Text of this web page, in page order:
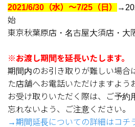
2021/6/30（水）～7/25（日）
始
東京秋葉原店・名古屋大須店・大
※お渡し期間を延長いたします。
期間内のお引き取りが難しい場合
た店舗へお電話いただけますよう
お受け取りいただく際は、ご予約
忘れないよう、ご注意ください。
→期間延長についての詳細はコチ